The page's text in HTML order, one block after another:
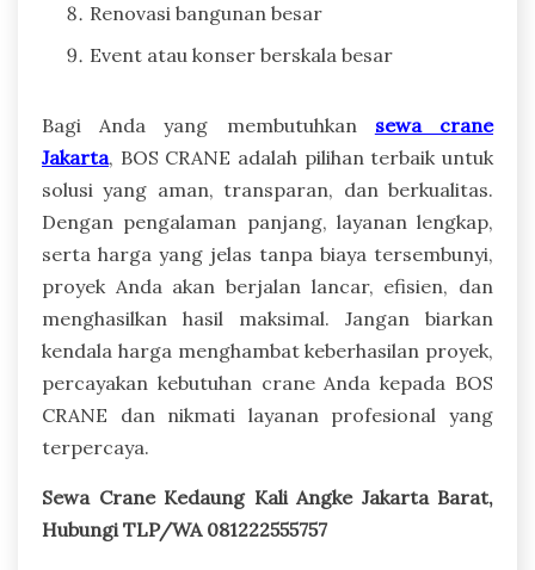
Renovasi bangunan besar
Event atau konser berskala besar
Bagi Anda yang membutuhkan sewa crane
Jakarta, BOS CRANE adalah pilihan terbaik untuk
solusi yang aman, transparan, dan berkualitas.
Dengan pengalaman panjang, layanan lengkap,
serta harga yang jelas tanpa biaya tersembunyi,
proyek Anda akan berjalan lancar, efisien, dan
menghasilkan hasil maksimal. Jangan biarkan
kendala harga menghambat keberhasilan proyek,
percayakan kebutuhan crane Anda kepada BOS
CRANE dan nikmati layanan profesional yang
terpercaya.
Sewa Crane Kedaung Kali Angke Jakarta Barat,
Hubungi TLP/WA 081222555757